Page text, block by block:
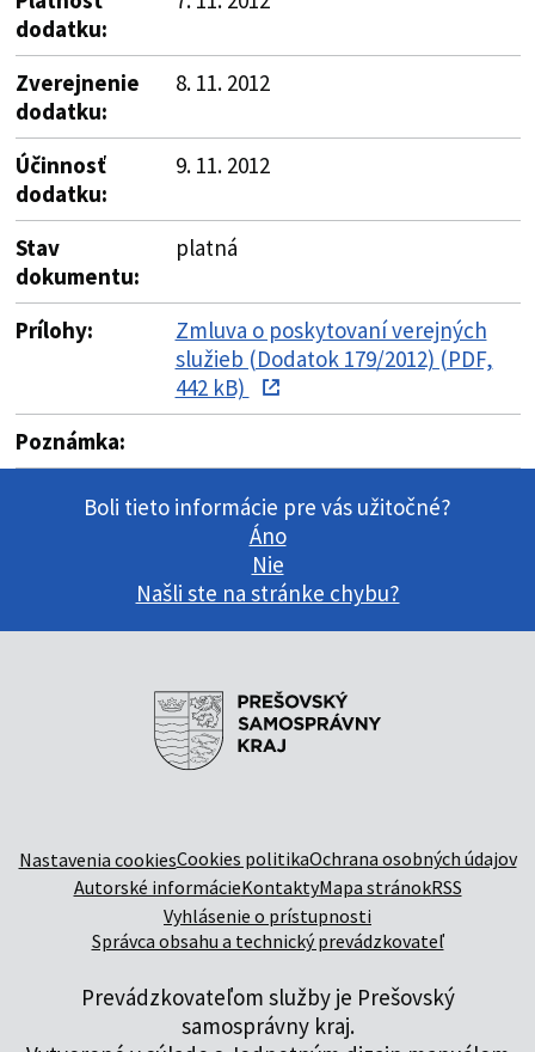
dodatku:
Zverejnenie
dodatku:
8. 11. 2012
Účinnosť
dodatku:
9. 11. 2012
Stav
dokumentu:
platná
Prílohy:
Zmluva o poskytovaní verejných
služieb (Dodatok 179/2012) (PDF,
442 kB)
Poznámka:
Boli tieto informácie pre vás užitočné?
Áno
Nie
Našli ste na stránke chybu?
Nastavenia cookiesCookies politikaOchrana osobných údajov
Autorské informácieKontaktyMapa stránokRSS
Vyhlásenie o prístupnosti
Správca obsahu a technický prevádzkovateľ
Prevádzkovateľom služby je Prešovský
samosprávny kraj.